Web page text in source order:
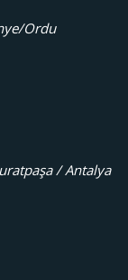
Ordu
/ Antalya